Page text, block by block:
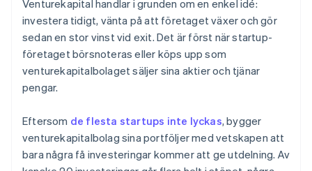
Venturekapital handlar i grunden om en enkel idé:
investera tidigt, vänta på att företaget växer och gör
sedan en stor vinst vid exit. Det är först när startup-
företaget börsnoteras eller köps upp som
venturekapitalbolaget säljer sina aktier och tjänar
pengar.
Eftersom de flesta startups inte lyckas, bygger
venturekapitalbolag sina portföljer med vetskapen att
bara några få investeringar kommer att ge utdelning. Av